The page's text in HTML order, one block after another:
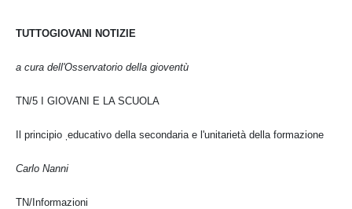
TUTTOGIOVANI NOTIZIE
a cura dell'Osservatorio della gioventù
TN/5 I GIOVANI E LA SCUOLA
Il principio ,educativo della secondaria e l'unitarietà della formazione
Carlo Nanni
TN/Informazioni